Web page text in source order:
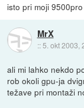
isto pri moji
MrX
:: 5. okt 2003,
ali mi lahko nekdo
rob okoli gpu-ja
težave pri montaži